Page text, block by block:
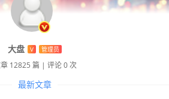
中国在 Steam 领域依然有着广阔的发
政策要求、提升自身竞争力以及加强
，Steam 有望在中国市场取得更大的
开发商深度合作，助力更多国产精品
应政策导向，加强游戏内容审核和管
大盘 V 管理员
12825 篇 | 评论 0 次
最新文章